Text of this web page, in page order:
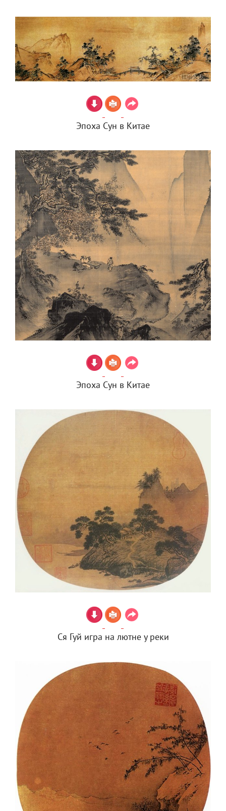
Эпоха Сун в Китае
Эпоха Сун в Китае
Ся Гуй игра на лютне у реки